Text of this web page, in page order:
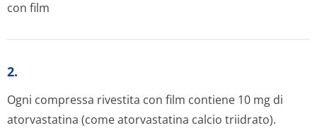
con film
2.
Ogni compressa rivestita con film contiene 10 mg di
atorvastatina (come atorvastatina calcio triidrato).